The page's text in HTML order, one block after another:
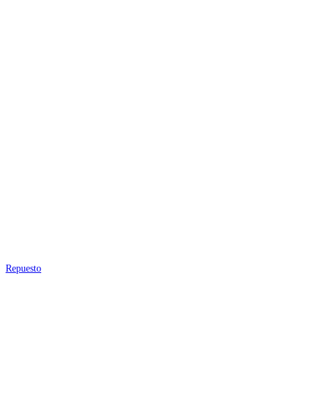
Repuesto